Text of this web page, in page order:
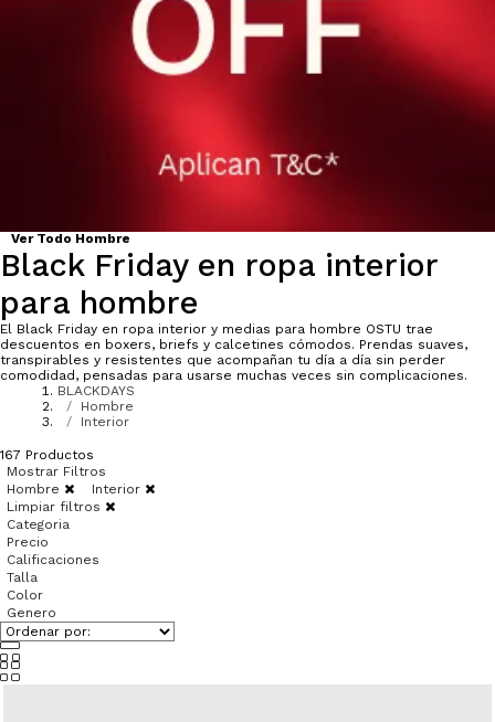
Ver Todo Hombre
Black Friday en ropa interior
para hombre
El Black Friday en ropa interior y medias para hombre OSTU trae
descuentos en boxers, briefs y calcetines cómodos. Prendas suaves,
transpirables y resistentes que acompañan tu día a día sin perder
comodidad, pensadas para usarse muchas veces sin complicaciones.
BLACKDAYS
Hombre
Interior
167 Productos
Mostrar Filtros
Hombre
Interior
Limpiar filtros
Categoria
Precio
Calificaciones
Talla
Color
Genero